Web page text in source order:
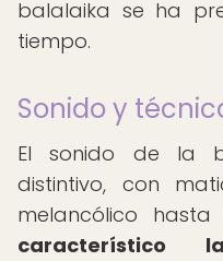
balalaika se ha
tiempo.
Sonido y
El sonido de la
distintivo, con
melancólico hasta
característico